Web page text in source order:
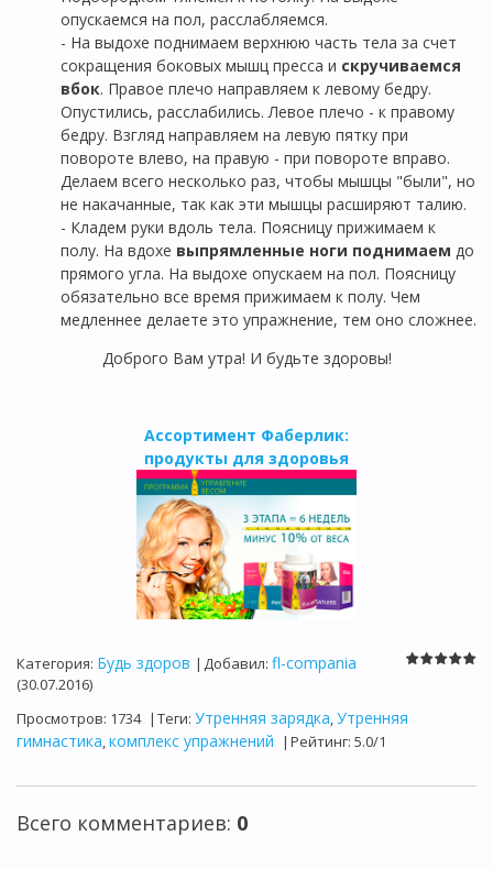
опускаемся на пол, расслабляемся.
- На выдохе поднимаем верхнюю часть тела за счет
сокращения боковых мышц пресса и скручиваемся
вбок. Правое плечо направляем к левому бедру.
Опустились, расслабились. Левое плечо - к правому
бедру. Взгляд направляем на левую пятку при
повороте влево, на правую - при повороте вправо.
Делаем всего несколько раз, чтобы мышцы "были", но
не накачанные, так как эти мышцы расширяют талию.
- Кладем руки вдоль тела. Поясницу прижимаем к
полу. На вдохе выпрямленные ноги поднимаем до
прямого угла. На выдохе опускаем на пол. Поясницу
обязательно все время прижимаем к полу. Чем
медленнее делаете это упражнение, тем оно сложнее.
Доброго Вам утра! И будьте здоровы!
Ассортимент Фаберлик:
продукты для здоровья
Категория: Будь здоров | Добавил: fl-compania
(30.07.2016)
Просмотров: 1734 | Теги: Утренняя зарядка,Утренняя
гимнастика,комплекс упражнений | Рейтинг: 5.0/1
Всего комментариев: 0